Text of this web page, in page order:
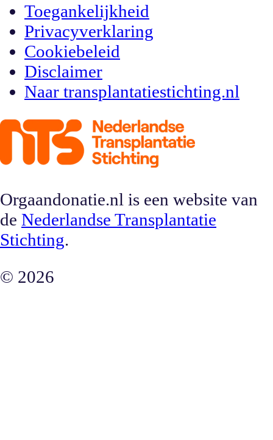
Toegankelijkheid
Privacyverklaring
Cookiebeleid
Disclaimer
Naar transplantatiestichting.nl
Orgaandonatie.nl is een website van
de Nederlandse Transplantatie
Stichting.
© 2026